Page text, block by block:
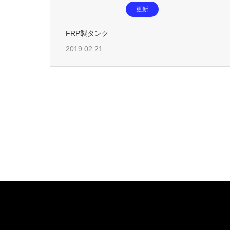
更新
FRP製タンク
2019.02.21